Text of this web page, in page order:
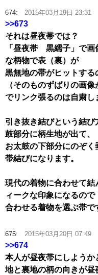
674: 2015年03月19日 23:31
>>673
それは昼夜帯では？
「昼夜帯 黒繻子」で画
な柄物で表（裏）が
黒無地の帯がヒットする
（そのものずばりの画
でリンク張るのは自粛し
引き抜き結びという結
鼓部分に柄生地が出て、
お太鼓の下部分にのぞ
帯結びになります。
現代の着物に合わせて
ィークな印象になるので
合わせる着物を選ぶ帯で
675: 2015年03月20日 07:49
>>674
本人が昼夜帯にしよう
地と裏地の柄の向きが昼